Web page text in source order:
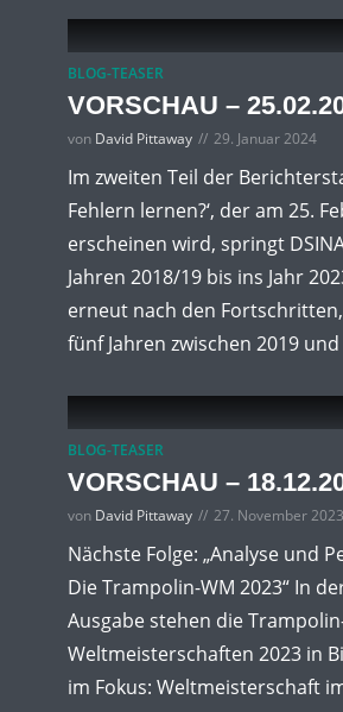
BLOG-TEASER
VORSCHAU –
von David Pittaway 29. Januar 2024
Im zweiten Teil der
Fehlern lernen?‘, der am 25.
erscheinen wird, springt
Jahren 2018/19 bis ins Jahr
erneut nach den
fünf Jahren zwischen 2019 und
BLOG-TEASER
VORSCHAU –
von David Pittaway 27. November 2023
Nächste Folge: „Analyse und
Die Trampolin-WM 2023“ In
Ausgabe stehen die
Weltmeisterschaften 2023 in
im Fokus: Weltmeisterschaft